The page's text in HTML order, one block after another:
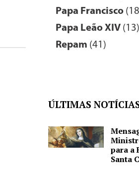
Papa Francisco
Papa Leão XIV (13)
Repam (41)
ÚLTIMAS
para a
Santa